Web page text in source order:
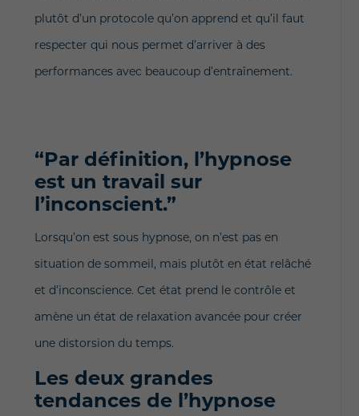
plutôt d’un protocole qu’on apprend et qu’il faut
respecter qui nous permet d’arriver à des
performances avec beaucoup d’entraînement.
“Par définition, l’hypnose
est un travail sur
l’inconscient.”
Lorsqu’on est sous hypnose, on n’est pas en
situation de sommeil, mais plutôt en état relâché
et d’inconscience. Cet état prend le contrôle et
amène un état de relaxation avancée pour créer
une distorsion du temps.
Les deux grandes
tendances de l’hypnose